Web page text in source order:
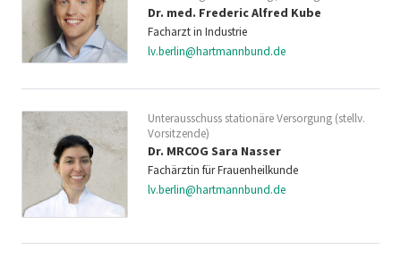
Dr. med. Frederic Alfred Kube
Facharzt in Industrie
lv.berlin@hartmannbund.de
Unterausschuss stationäre Versorgung (stellv.
Vorsitzende)
Dr. MRCOG Sara Nasser
Fachärztin für Frauenheilkunde
lv.berlin@hartmannbund.de